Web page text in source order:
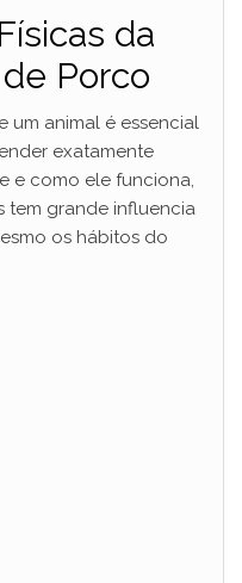
da
Porco
um animal é essencial
exatamente
e como ele funciona,
tem grande influencia
os hábitos do